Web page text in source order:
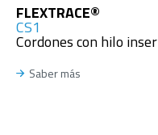
FLEXTRACE®
CS1
Cordones con hilo
Saber más